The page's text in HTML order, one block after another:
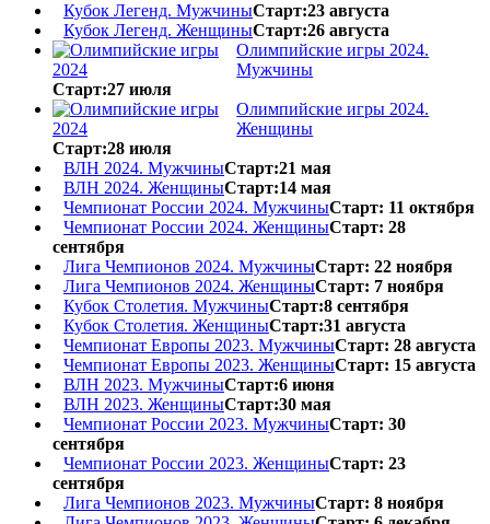
Кубок Легенд. МужчиныСтарт:23 августа
Кубок Легенд. ЖенщиныСтарт:26 августа
Олимпийские игры 2024.
Мужчины
Старт:27 июля
Олимпийские игры 2024.
Женщины
Старт:28 июля
ВЛН 2024. МужчиныСтарт:21 мая
ВЛН 2024. ЖенщиныСтарт:14 мая
Чемпионат России 2024. МужчиныСтарт: 11 октября
Чемпионат России 2024. ЖенщиныСтарт: 28
сентября
Лига Чемпионов 2024. МужчиныСтарт: 22 ноября
Лига Чемпионов 2024. ЖенщиныСтарт: 7 ноября
Кубок Столетия. МужчиныСтарт:8 сентября
Кубок Столетия. ЖенщиныСтарт:31 августа
Чемпионат Европы 2023. МужчиныСтарт: 28 августа
Чемпионат Европы 2023. ЖенщиныСтарт: 15 августа
ВЛН 2023. МужчиныСтарт:6 июня
ВЛН 2023. ЖенщиныСтарт:30 мая
Чемпионат России 2023. МужчиныСтарт: 30
сентября
Чемпионат России 2023. ЖенщиныСтарт: 23
сентября
Лига Чемпионов 2023. МужчиныСтарт: 8 ноября